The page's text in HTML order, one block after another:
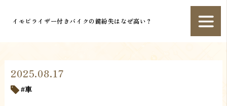
イモビライザー付きバイクの鍵紛失はなぜ高い？
2025.08.17
車